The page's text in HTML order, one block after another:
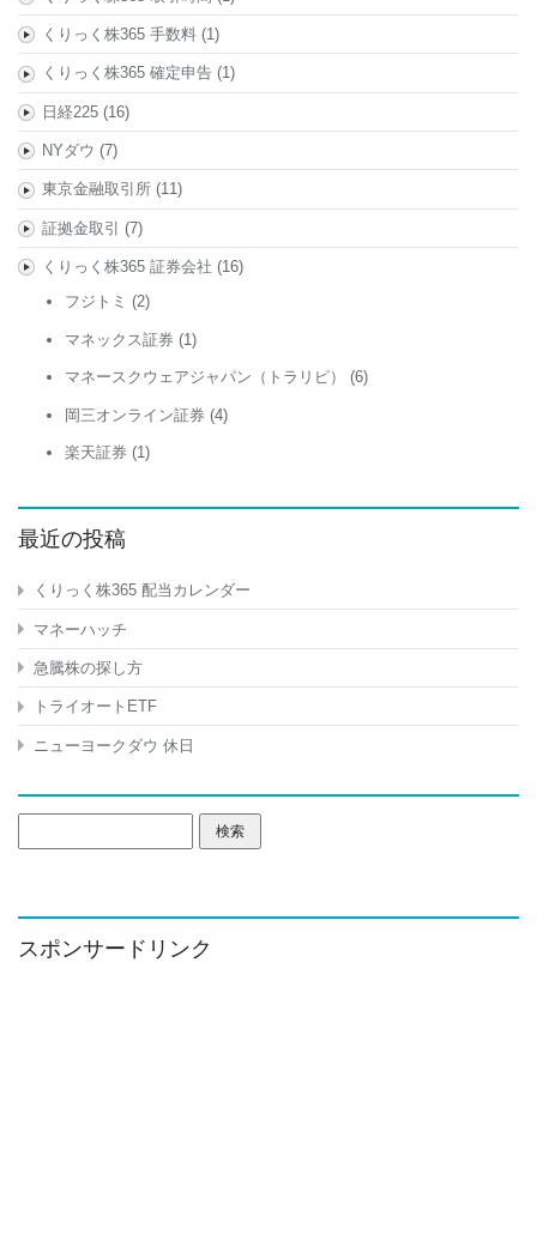
くりっく株365 手数料(1)
くりっく株365 確定申告(1)
日経225(16)
NYダウ (7)
東京金融取引所(11)
証拠金取引 (7)
くりっく株365 証券会社 (16)
フジトミ (2)
マネックス証券 (1)
マネースクウェアジャパン（トラリピ） (6)
岡三オンライン証券 (4)
楽天証券 (1)
最近の投稿
くりっく株365 配当カレンダー
マネーハッチ
急騰株の探し方
トライオートETF
ニューヨークダウ 休日
索:
スポンサードリンク